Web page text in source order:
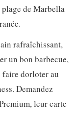
plage de Marbella
rafraîchissant,
un bon barbecue,
dorloter au
Demandez
leur carte